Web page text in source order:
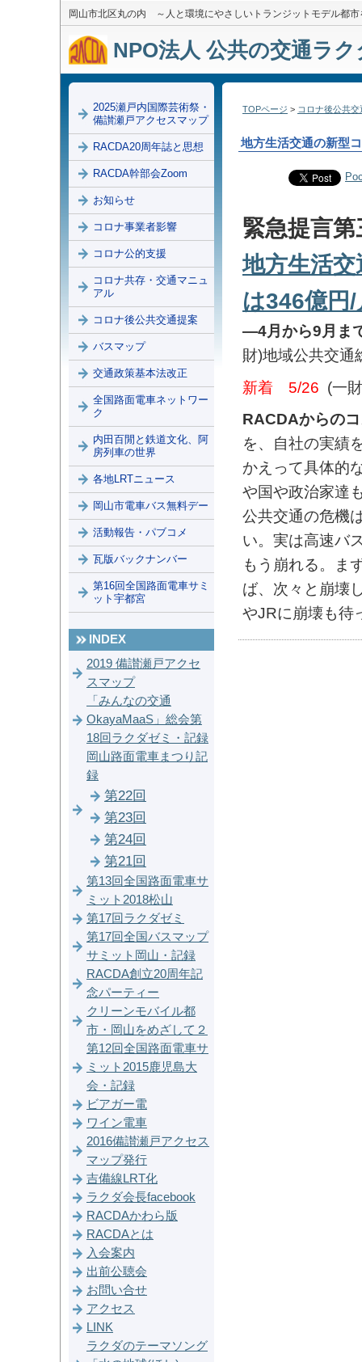
岡山市北区丸の内 ～人と環境にやさしいトランジットモデル都市
NPO法人 公共の交通ラ
TOPページ > コロナ後公共交
地方生活交通の新型
緊急提言第
地方生活
は346億円
―4月から9月ま
財)地域公共交
新着 5/26 (一
RACDAからの
を、自社の実績
かえって具体的
や国や政治家達
公共交通の危機
い。実は高速バ
もう崩れる。ま
ば、次々と崩壊
やJRに崩壊も
2025瀬戸内国際芸術祭・
備讃瀬戸アクセスマップ
RACDA20周年誌と思想
RACDA幹部会Zoom
お知らせ
コロナ事業者影響
コロナ公的支援
コロナ共存・交通マニュ
アル
コロナ後公共交通提案
バスマップ
交通政策基本法改正
全国路面電車ネットワー
ク
内田百閒と鉄道文化、阿
房列車の世界
各地LRTニュース
岡山市電車バス無料デー
活動報告・パブコメ
瓦版バックナンバー
第16回全国路面電車サミ
ット宇都宮
INDEX
2019 備讃瀬戸アクセ
スマップ
「みんなの交通
OkayaMaaS」総会第
18回ラクダゼミ・記録
岡山路面電車まつり記
録
第22回
第23回
第24回
第21回
第13回全国路面電車サ
ミット2018松山
第17回ラクダゼミ
第17回全国バスマップ
サミット岡山・記録
RACDA創立20周年記
念パーティー
クリーンモバイル都
市・岡山をめざして２
第12回全国路面電車サ
ミット2015鹿児島大
会・記録
ビアガー電
ワイン電車
2016備讃瀬戸アクセス
マップ発行
吉備線LRT化
ラクダ会長facebook
RACDAかわら版
RACDAとは
入会案内
出前公聴会
お問い合せ
アクセス
LINK
ラクダのテーマソング